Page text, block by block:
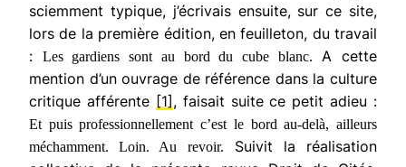
sciemment typique, j’écrivais ensuite, sur ce site,
lors de la première édition, en feuilleton, du travail
:
Les gardiens sont au bord du cube blanc.
A cette
mention d’un ouvrage de référence dans la culture
critique afférente [1], faisait suite ce petit adieu :
Et puis professionnellement c’est le bord au-delà, ailleurs
méchamment. Loin. Au revoir.
Suivit la réalisation